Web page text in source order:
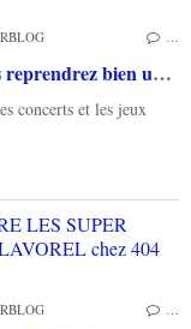
[TOULOUSE GAME SHOW 2016] Vous reprendrez bien un petit tour du salon? :)
concerts et les jeux